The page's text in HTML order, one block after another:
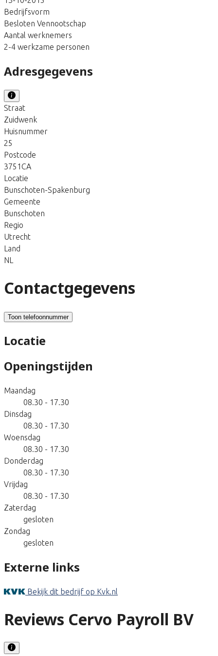
Bedrijfsvorm
Besloten Vennootschap
Aantal werknemers
2-4 werkzame personen
Adresgegevens
Straat
Zuidwenk
Huisnummer
25
Postcode
3751CA
Locatie
Bunschoten-Spakenburg
Gemeente
Bunschoten
Regio
Utrecht
Land
NL
Contactgegevens
Toon telefoonnummer
Locatie
Openingstijden
Maandag
08.30 - 17.30
Dinsdag
08.30 - 17.30
Woensdag
08.30 - 17.30
Donderdag
08.30 - 17.30
Vrijdag
08.30 - 17.30
Zaterdag
gesloten
Zondag
gesloten
Externe links
Bekijk dit bedrijf op Kvk.nl
Reviews Cervo Payroll BV